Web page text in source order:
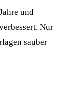
und
Nur
sauber